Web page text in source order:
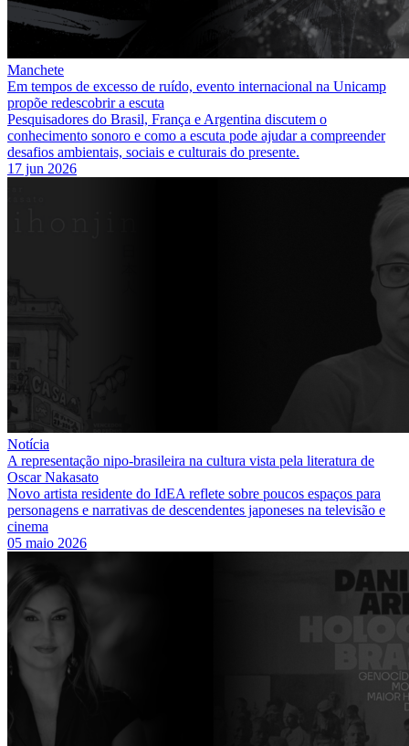
Manchete
Em tempos de excesso de ruído, evento internacional na Unicamp
propõe redescobrir a escuta
Pesquisadores do Brasil, França e Argentina discutem o
conhecimento sonoro e como a escuta pode ajudar a compreender
desafios ambientais, sociais e culturais do presente.
17 jun 2026
Notícia
A representação nipo-brasileira na cultura vista pela literatura de
Oscar Nakasato
Novo artista residente do IdEA reflete sobre poucos espaços para
personagens e narrativas de descendentes japoneses na televisão e
cinema
05 maio 2026